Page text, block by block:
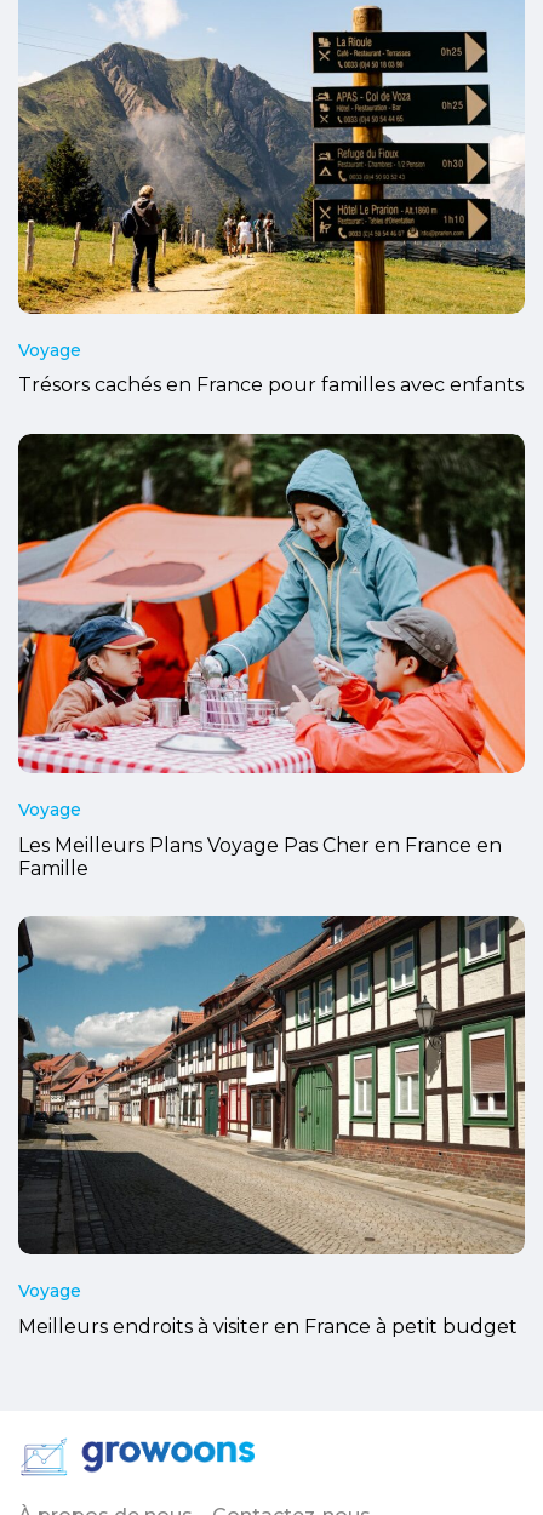
Voyage
Trésors cachés en France pour familles avec enfants
Voyage
Les Meilleurs Plans Voyage Pas Cher en France en
Famille
Voyage
Meilleurs endroits à visiter en France à petit budget